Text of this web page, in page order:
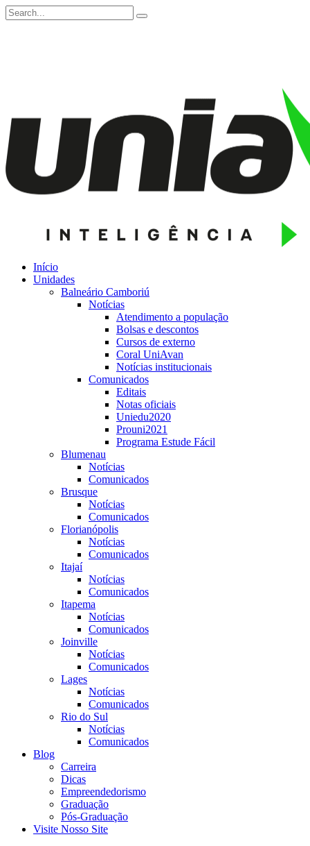
Início
Unidades
Balneário Camboriú
Notícias
Atendimento a população
Bolsas e descontos
Cursos de externo
Coral UniAvan
Notícias institucionais
Comunicados
Editais
Notas oficiais
Uniedu2020
Prouni2021
Programa Estude Fácil
Blumenau
Notícias
Comunicados
Brusque
Notícias
Comunicados
Florianópolis
Notícias
Comunicados
Itajaí
Notícias
Comunicados
Itapema
Notícias
Comunicados
Joinville
Notícias
Comunicados
Lages
Notícias
Comunicados
Rio do Sul
Notícias
Comunicados
Blog
Carreira
Dicas
Empreendedorismo
Graduação
Pós-Graduação
Visite Nosso Site